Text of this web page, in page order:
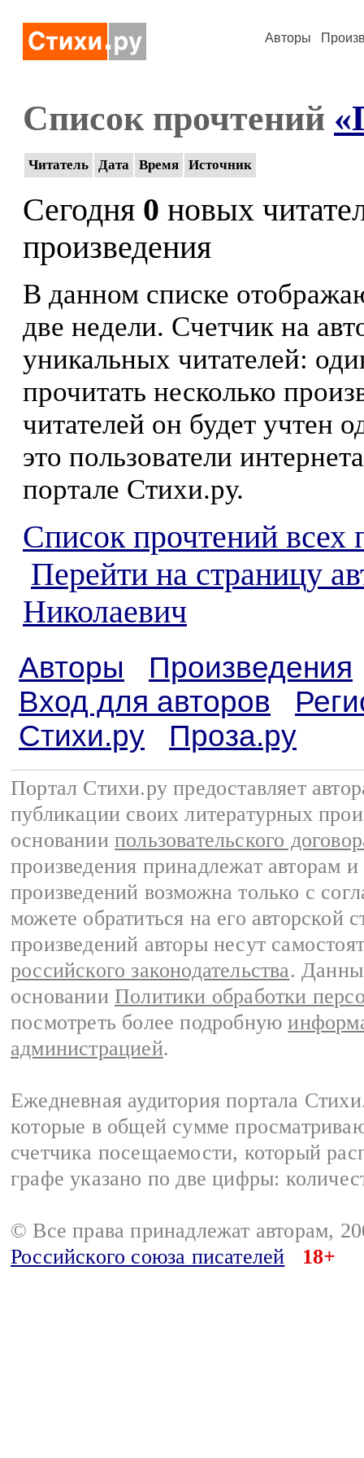
Авторы
Список прочтений
Читатель Дата Время Источник
Сегодня 0 новых
произведения
В данном списке
две недели. Счетчик на
уникальных читателей:
прочитать несколько
читателей он будет учтен
это пользователи
портале Стихи.ру.
Список прочтений всех
Перейти на страницу
Николаевич
Авторы
Произведения
Вход для авторов
Стихи.ру
Проза.ру
Портал Стихи.ру предоставляет
публикации своих литературных
основании пользовательского
произведения принадлежат авторам
произведений возможна только с
можете обратиться на его авторской
произведений авторы несут
российского законодательства.
основании Политики обработки
посмотреть более подробную
администрацией.
Ежедневная аудитория портала
которые в общей сумме
счетчика посещаемости, который
графе указано по две цифры:
© Все права принадлежат авторам,
Российского союза писателей
18+